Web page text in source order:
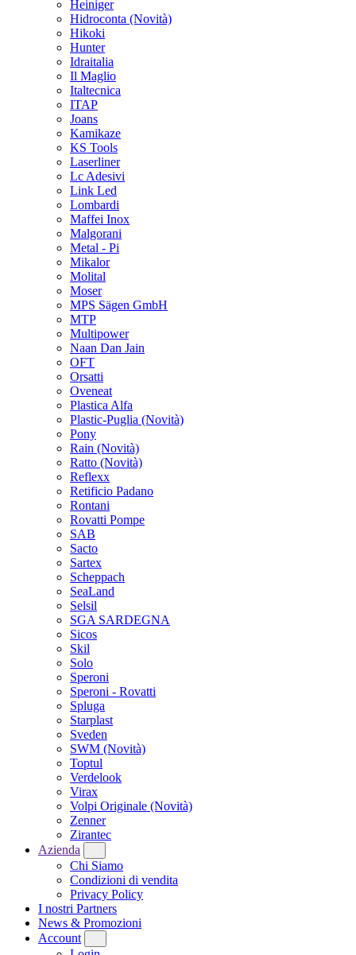
Heiniger
Hidroconta (Novità)
Hikoki
Hunter
Idraitalia
Il Maglio
Italtecnica
ITAP
Joans
Kamikaze
KS Tools
Laserliner
Lc Adesivi
Link Led
Lombardi
Maffei Inox
Malgorani
Metal - Pi
Mikalor
Molital
Moser
MPS Sägen GmbH
MTP
Multipower
Naan Dan Jain
OFT
Orsatti
Oveneat
Plastica Alfa
Plastic-Puglia (Novità)
Pony
Rain (Novità)
Ratto (Novità)
Reflexx
Retificio Padano
Rontani
Rovatti Pompe
SAB
Sacto
Sartex
Scheppach
SeaLand
Selsil
SGA SARDEGNA
Sicos
Skil
Solo
Speroni
Speroni - Rovatti
Spluga
Starplast
Sveden
SWM (Novità)
Toptul
Verdelook
Virax
Volpi Originale (Novità)
Zenner
Zirantec
Azienda
Chi Siamo
Condizioni di vendita
Privacy Policy
I nostri Partners
News & Promozioni
Account